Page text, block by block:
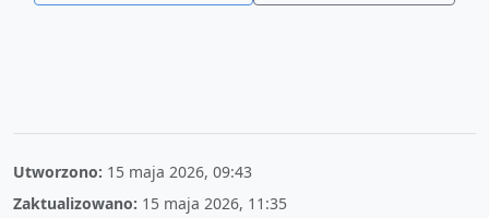
Utworzono: 15 maja 2026, 09:43
Zaktualizowano: 15 maja 2026, 11:35